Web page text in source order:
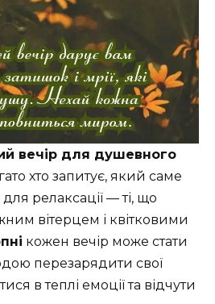
вечір для душевного
хто запитує, який саме
релаксації — ті, що
вітерцем і квітковими
кожен вечір може стати
перезарядити свої
в теплі емоції та відчути